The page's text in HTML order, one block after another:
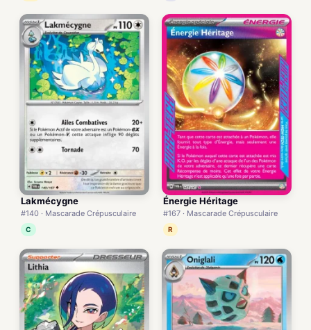
Lakmécygne
#140 · Mascarade Crépusculaire
C
Énergie Héritage
#167 · Mascarade Crépusculaire
R